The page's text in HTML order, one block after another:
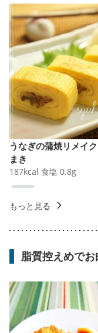
うなぎの蒲焼リメイク
まき
187kcal 食塩 0.8g
もっと見る
脂質控えめで